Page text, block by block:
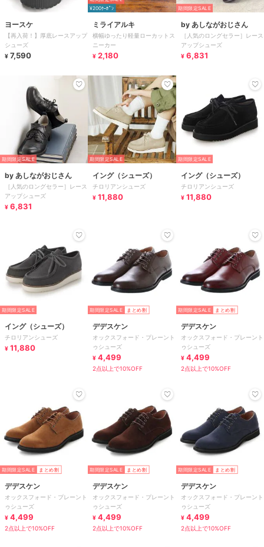
ヨースケ
【再入荷！】厚底レースアップ
シューズ
¥ 7,590
¥200ｸｰﾎﾟﾝ
ミライアルキ
横幅ゆったり軽量ローカットス
ニーカー
¥ 2,180
期間限定SALE
by あしながおじさん
［人気のロングセラー］レース
アップシューズ
¥ 6,831
期間限定SALE
by あしながおじさん
［人気のロングセラー］レース
アップシューズ
¥ 6,831
期間限定SALE
イング（シューズ）
チロリアンシューズ
¥ 11,880
期間限定SALE
イング（シューズ）
チロリアンシューズ
¥ 11,880
期間限定SALE
イング（シューズ）
チロリアンシューズ
¥ 11,880
期間限定SALE まとめ割
デデスケン
オックスフォード・プレーント
ゥシューズ
¥ 4,499
2点以上で10%OFF
期間限定SALE まとめ割
デデスケン
オックスフォード・プレーント
ゥシューズ
¥ 4,499
2点以上で10%OFF
期間限定SALE まとめ割
デデスケン
オックスフォード・プレーント
ゥシューズ
¥ 4,499
2点以上で10%OFF
期間限定SALE まとめ割
デデスケン
オックスフォード・プレーント
ゥシューズ
¥ 4,499
2点以上で10%OFF
期間限定SALE まとめ割
デデスケン
オックスフォード・プレーント
ゥシューズ
¥ 4,499
2点以上で10%OFF